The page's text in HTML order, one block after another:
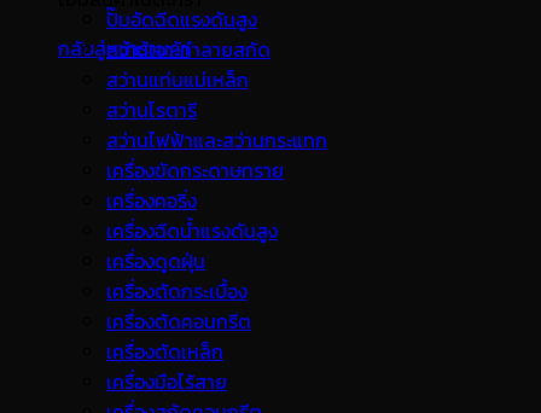
กลับสู่หน้าร้านค้า
ปั๊มอัดฉีดแรงดันสูง
สว่านเจาะทำลายสกัด
สว่านแท่นแม่เหล็ก
สว่านโรตารี
สว่านไฟฟ้าและสว่านกระแทก
เครื่องขัดกระดาษทราย
เครื่องคอริ่ง
เครื่องฉีดน้ำแรงดันสูง
เครื่องดูดฝุ่น
เครื่องตัดกระเบื้อง
เครื่องตัดคอนกรีต
เครื่องตัดเหล็ก
เครื่องมือไร้สาย